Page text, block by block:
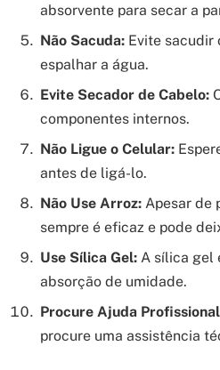
absorvente para secar a
Não Sacuda: Evite sacudir
espalhar a água.
Evite Secador de Cabelo:
componentes internos.
Não Ligue o Celular:
antes de ligá-lo.
Não Use Arroz: Apesar de
sempre é eficaz e pode
Use Sílica Gel: A sílica gel
absorção de umidade.
Procure Ajuda
procure uma assistência